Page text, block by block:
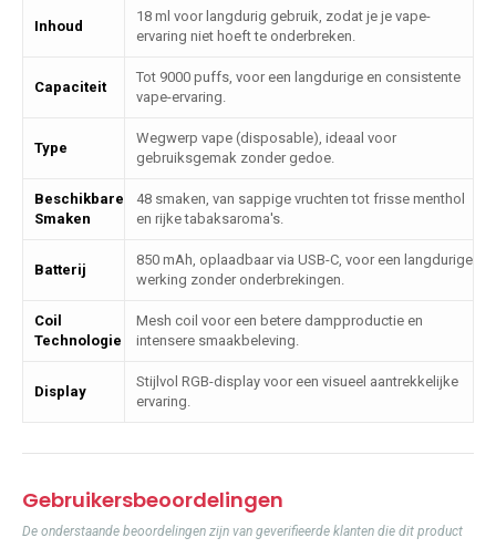
Inhoud
18 ml voor langdurig gebruik, zodat je je vape-
ervaring niet hoeft te onderbreken.
Capaciteit
Tot 9000 puffs, voor een langdurige en consistente
vape-ervaring.
Type
Wegwerp vape (disposable), ideaal voor
gebruiksgemak zonder gedoe.
Beschikbare
Smaken
48 smaken, van sappige vruchten tot frisse menthol
en rijke tabaksaroma's.
Batterij
850 mAh, oplaadbaar via USB-C, voor een langdurige
werking zonder onderbrekingen.
Coil
Technologie
Mesh coil voor een betere dampproductie en
intensere smaakbeleving.
Display
Stijlvol RGB-display voor een visueel aantrekkelijke
ervaring.
Gebruikersbeoordelingen
De onderstaande beoordelingen zijn van geverifieerde klanten die dit product